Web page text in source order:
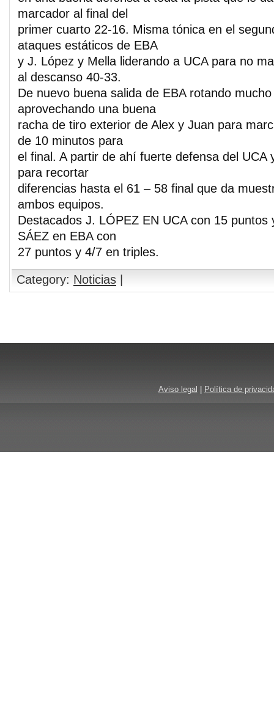
marcador al final del
primer cuarto 22-16. Misma tónica en el
ataques estáticos de EBA
y J. López y Mella liderando a UCA para no
al descanso 40-33.
De nuevo buena salida de EBA rotando
aprovechando una buena
racha de tiro exterior de Alex y Juan para
de 10 minutos para
el final. A partir de ahí fuerte defensa del UCA
para recortar
diferencias hasta el 61 – 58 final que da
ambos equipos.
Destacados J. LÓPEZ EN UCA con 15 puntos
SÁEZ en EBA con
27 puntos y 4/7 en triples.
Category: Noticias
Aviso legal Política de